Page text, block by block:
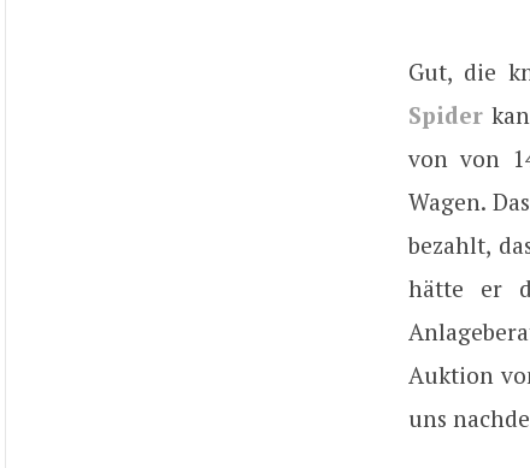
Gut, die
Spider
von von
Wagen.
bezahlt,
hätte er
Auktion
uns